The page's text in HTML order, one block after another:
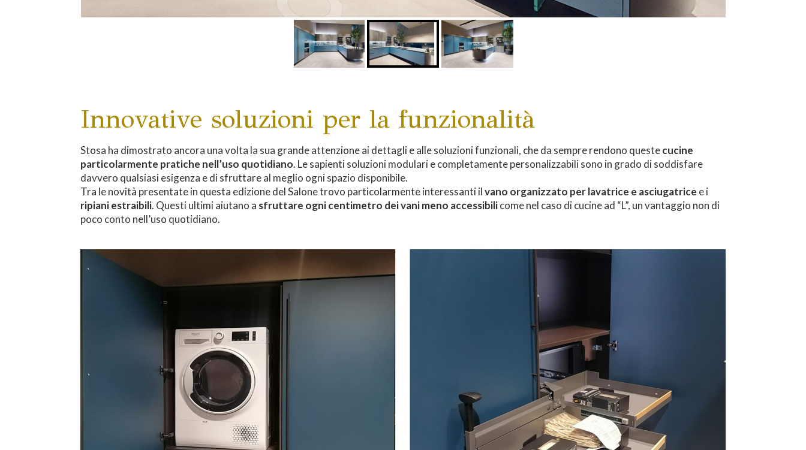
Innovative soluzioni per la funzionalità
Stosa ha dimostrato ancora una volta la sua grande attenzione ai dettagli e alle soluzioni funzionali, che da sempre rendono questecucine
particolarmente pratiche nell’uso quotidiano. Le sapienti soluzioni modulari e completamente personalizzabili sono in grado di soddisfare
davvero qualsiasi esigenza e di sfruttare al meglio ogni spazio disponibile.
Tra le novità presentate in questa edizione del Salone trovo particolarmente interessanti ilvano organizzato per lavatrice e asciugatrice e i
ripiani estraibili. Questi ultimi aiutano a sfruttare ogni centimetro dei vani meno accessibilicome nel caso di cucine ad “L”, un vantaggio non di
poco conto nell’uso quotidiano.